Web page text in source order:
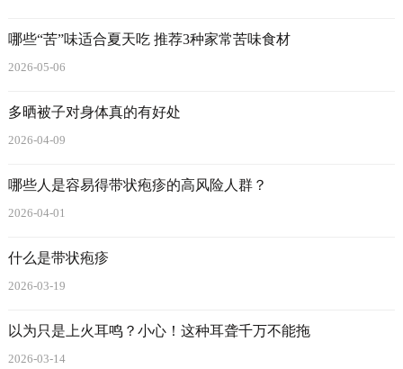
哪些“苦”味适合夏天吃 推荐3种家常苦味食材
2026-05-06
多晒被子对身体真的有好处
2026-04-09
哪些人是容易得带状疱疹的高风险人群？
2026-04-01
什么是带状疱疹
2026-03-19
以为只是上火耳鸣？小心！这种耳聋千万不能拖
2026-03-14